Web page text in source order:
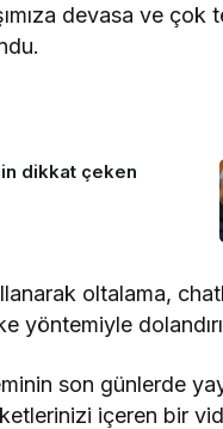
devasa ve çok
dikkat çeken
oltalama,
son günlerde
içeren bir